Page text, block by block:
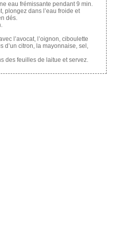
eau frémissante pendant 9 min.
plongez dans l’eau froide et
dés.
l’avocat, l’oignon, ciboulette
d’un citron, la mayonnaise, sel,
des feuilles de laitue et servez.